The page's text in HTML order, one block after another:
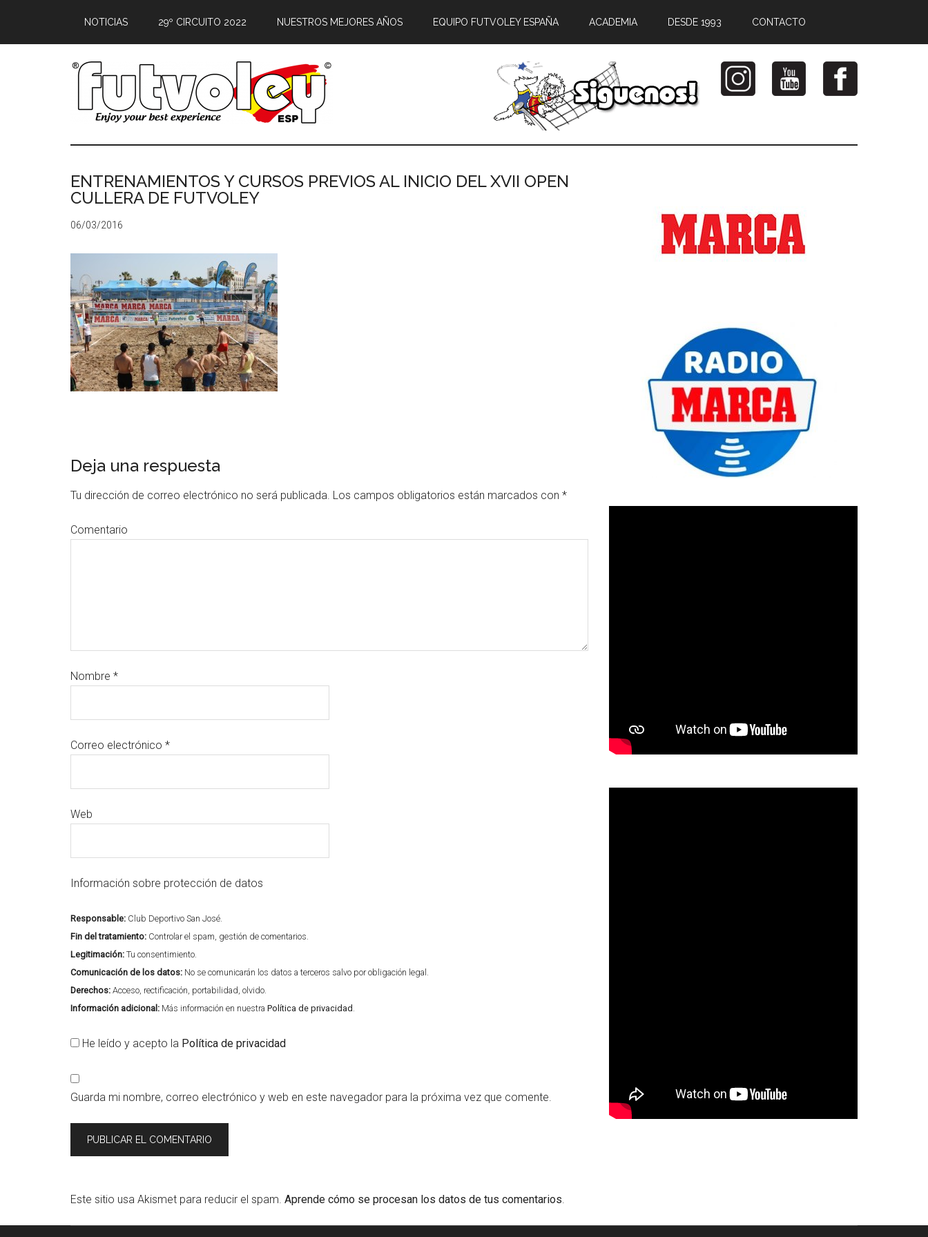
NOTICIAS 29º CIRCUITO 2022 NUESTROS MEJORES AÑOS EQUIPO FUTVOLEY ESPAÑA ACADEMIA DESDE 1993 CONTACTO
ENTRENAMIENTOS Y CURSOS PREVIOS AL INICIO DEL XVII OPEN
CULLERA DE FUTVOLEY
06/03/2016
Deja una respuesta
Tu dirección de correo electrónico no será publicada. Los campos obligatorios están marcados con *
Comentario
Nombre *
Correo electrónico *
Web
Información sobre protección de datos
Responsable: Club Deportivo San José.
Fin del tratamiento: Controlar el spam, gestión de comentarios.
Legitimación: Tu consentimiento.
Comunicación de los datos: No se comunicarán los datos a terceros salvo por obligación legal.
Derechos: Acceso, rectificación, portabilidad, olvido.
Información adicional: Más información en nuestra Política de privacidad .
He leído y acepto la Política de privacidad
Guarda mi nombre, correo electrónico y web en este navegador para la próxima vez que comente.
Este sitio usa Akismet para reducir el spam. Aprende cómo se procesan los datos de tus comentarios.